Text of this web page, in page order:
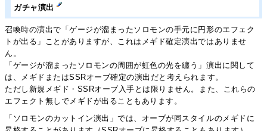
ガチャ演出
召喚時の演出で「ゲージが溜まったソロモンの手元に円形のエフェク
トが出る」ことがありますが、これはメギド確定演出ではありませ
ん。
「ゲージが溜まったソロモンの周囲が虹色の光を纏う」演出に関して
は、メギドまたはSSRオーブ確定の演出だと考えられます。
ただし新規メギド・SSRオーブ入手とは限りません。また、これらの
エフェクト無しでメギドが出ることもあります。
「ソロモンのカットイン演出」では、オーブが同スタイルのメギドに